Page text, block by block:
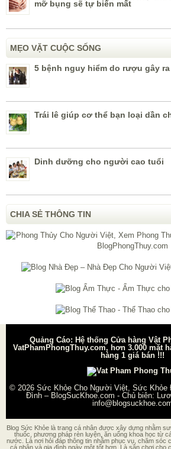
mỡ bụng sẽ tự biến mất
MẸO VẶT CUỘC SỐNG
5 bệnh nguy hiểm do rượu gây ra
Trái lê giúp cơ thể bạn loại dần
Dinh dưỡng cho người cao tuổi
CHIA SẺ THÔNG TIN
Quảng Cáo: Hệ thống Cửa hàng Vật
VatPhamPhongThuy.com, hơn 3.000 mặt
hàng 1 giá bán !!!
© 2026 Sức Khỏe Cho Người Việt, Sức Khỏe
Đình – BlogSucKhoe.com - Chủ biên:
Blog Sức Khỏe là trang cá nhân được xây dựng nhằm
thuốc, phương pháp rèn luyện, ăn uống khoa học từ
nước. Là nơi hỏi đáp thông tin nhằm phục vụ, chăm sóc
cá nhân và gia đình ngày một tốt hơn. Là sân chơi cho